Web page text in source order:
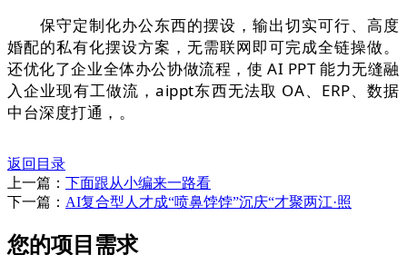
保守定制化办公东西的摆设，输出切实可行、高度
婚配的私有化摆设方案，无需联网即可完成全链操做。
还优化了企业全体办公协做流程，使 AI PPT 能力无缝融
入企业现有工做流，aippt东西无法取 OA、ERP、数据
中台深度打通， 。
返回目录
上一篇： 下面跟从小编来一路看
下一篇： AI复合型人才成“喷鼻饽饽”沉庆“才聚两江·照
您的项目需求